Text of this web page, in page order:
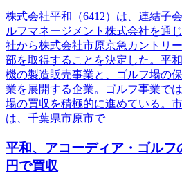
株式会社平和（6412）は、連結子
ルフマネージメント株式会社を通
社から株式会社市原京急カントリ
部を取得することを決定した。平
機の製造販売事業と、ゴルフ場の
業を展開する企業。ゴルフ事業で
場の買収を積極的に進めている。
は、千葉県市原市で
平和、アコーディア・ゴルフ
円で買収